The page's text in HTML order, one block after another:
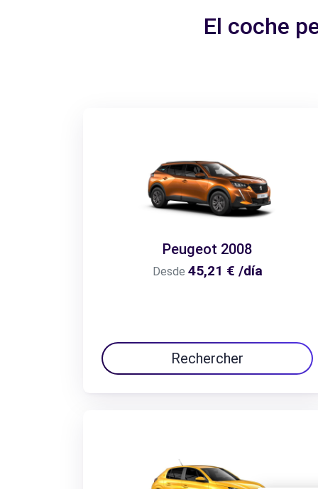
El coche
Peugeot 2008
Desde 45,21 € /día
Rechercher